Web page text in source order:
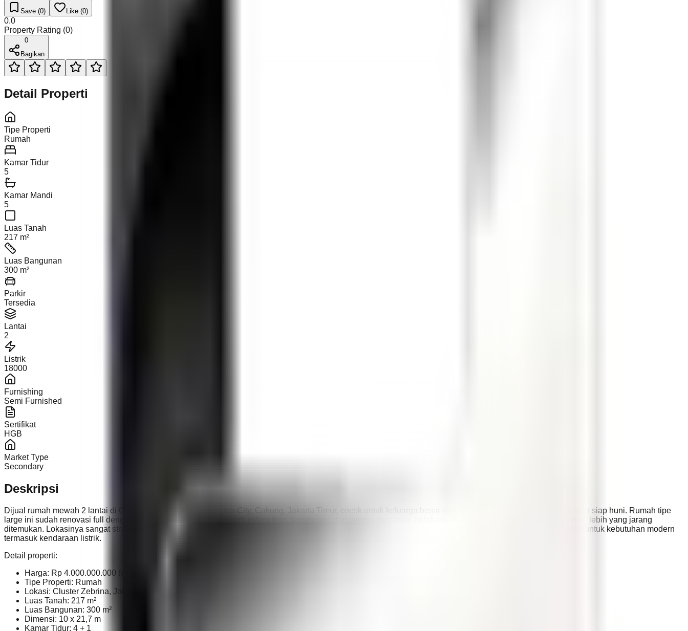
Save (0) Like (0)
0.0
Property Rating (0)
0
Bagikan
Detail Properti
Tipe Properti
Rumah
Kamar Tidur
5
Kamar Mandi
5
Luas Tanah
217 m²
Luas Bangunan
300 m²
Parkir
Tersedia
Lantai
2
Listrik
18000
Furnishing
Semi Furnished
Sertifikat
HGB
Market Type
Secondary
Deskripsi
Dijual rumah mewah 2 lantai di Cluster Zebrina, Jakarta Garden City, Cakung, Jakarta Timur, cocok untuk keluarga besar yang mencari hunian premium, luas, dan siap huni. Rumah tipe
large ini sudah renovasi full dengan tambahan fitur menarik seperti kolam ikan, taman rapi, dan tangga mezanine belakang, memberi kenyamanan sekaligus nilai lebih yang jarang
ditemukan. Lokasinya sangat strategis, dekat AEON, IKEA, dan berbagai fasilitas lengkap di kawasan JGC. Dengan kapasitas listrik besar, rumah ini juga cocok untuk kebutuhan modern
termasuk kendaraan listrik.
Detail properti:
Harga: Rp 4.000.000.000 (nego)
Tipe Properti: Rumah
Lokasi: Cluster Zebrina, Jakarta Garden City, Cakung, Jakarta Timur
Luas Tanah: 217 m²
Luas Bangunan: 300 m²
Dimensi: 10 x 21,7 m
Kamar Tidur: 4 + 1